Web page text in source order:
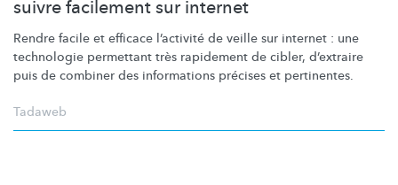
suivre facilement sur internet
Rendre facile et efficace l’activité de veille sur internet : une
technologie permettant très rapidement de cibler, d’extraire
puis de combiner des informations précises et pertinentes.
Tadaweb